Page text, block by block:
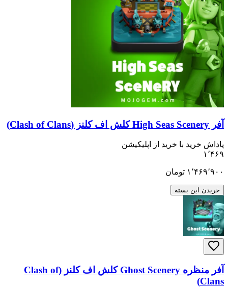
با خرید از اپلیکیشن
تومان
بسته
آفر منظره Ghost Scenery کلش اف کلنز (Clash of